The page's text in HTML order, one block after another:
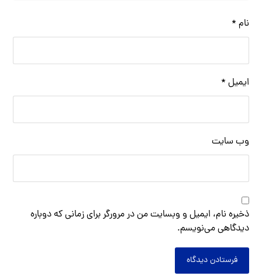
نام *
ایمیل *
وب‌ سایت
ذخیره نام، ایمیل و وبسایت من در مرورگر برای زمانی که دوباره
دیدگاهی می‌نویسم.
فرستادن دیدگاه